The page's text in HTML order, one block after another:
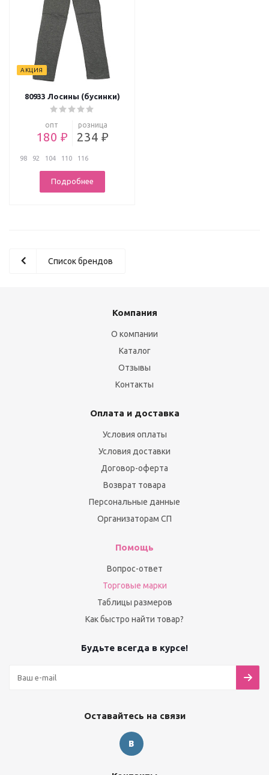
АКЦИЯ
80933 Лосины (бусинки)
опт
180 ₽
розница
234 ₽
98 92 104 110 116
Подробнее
Список брендов
Компания
О компании
Каталог
Отзывы
Контакты
Оплата и доставка
Условия оплаты
Условия доставки
Договор-оферта
Возврат товара
Персональные данные
Организаторам СП
Помощь
Вопрос-ответ
Торговые марки
Таблицы размеров
Как быстро найти товар?
Будьте всегда в курсе!
Оставайтесь на связи